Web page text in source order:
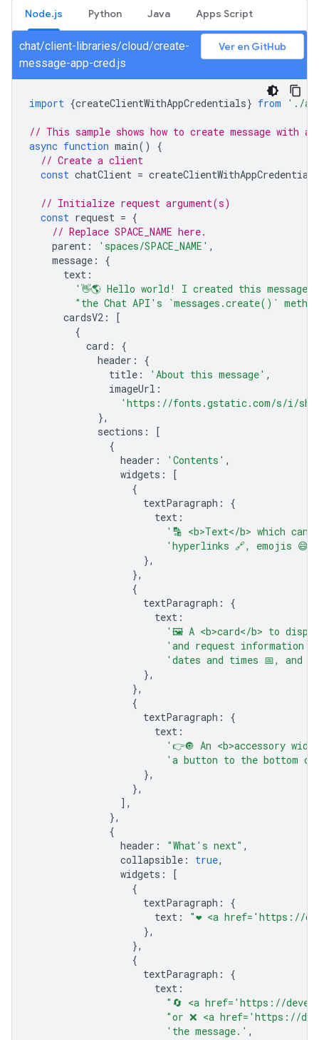
Node.js Python Java Apps Script
chat/client-libraries/cloud/create-
message-app-cred.js
Ver en GitHub
import {createClientWithAppCredentials} from './
// This sample shows how to create message with
async function main()
{
// Create a client
const chatClient = createClientWithAppCredentials
// Initialize request argument(s)
const request = {
// Replace SPACE_NAME here.
parent : 'spaces/SPACE_NAME' ,
message :
{
text :
'👋🌎 Hello world! I created this
"the Chat API's `messages.create()`
cardsV2 :
[
{
card :
{
header :
{
title : 'About this message' ,
imageUrl :
'https://fonts.gstatic.com/s/i/
},
sections :
[
{
header : 'Contents' ,
widgets :
[
{
textParagraph :
{
text :
'🔡 <b>Text</b> which
'hyperlinks 🔗, emojis
},
},
{
textParagraph :
{
text :
'🖼️ A <b>card</b> to
'and request information
'dates and times 📅, and
},
},
{
textParagraph :
{
text :
'👉🔘 An <b>accessory
'a button to the bottom of
},
},
],
},
{
header : "What's next" ,
collapsible : true,
widgets :
[
{
textParagraph :
{
text :
"❤️ <a href='https://
},
},
{
textParagraph :
{
text :
"🔄 <a href='https://
"or ❌ <a href='https://
'the message.' ,